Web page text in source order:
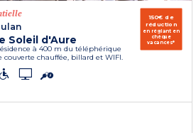
Soleil d'Aure
à 400 m du téléphérique
couverte chauffée, billard et WIFI.
150€ de
réduction
en réglant en
chèque
vacances*